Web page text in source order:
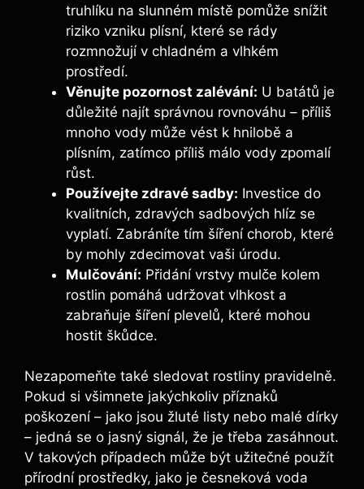
truhlíku na slunném místě⁣ pomůže snížit
riziko vzniku​ plísní, které ⁤se‌ rády⁣
rozmnožují v ‍chladném a vlhkém​
prostředí.
Věnujte pozornost⁤ zalévání: U batátů ‌je
důležité najít správnou rovnováhu – příliš
mnoho ⁣vody může vést k​ hnilobě a
plísním, zatímco příliš málo vody zpomalí
růst.
Používejte ⁢zdravé sadby: ⁢Investice do
kvalitních, zdravých sadbových ⁤hlíz se
vyplatí. Zabráníte tím šíření ​chorob, které
by mohly zdecimovat vaši úrodu.
Mulčování: Přidání vrstvy mulče​ kolem
rostlin pomáhá udržovat ‍vlhkost a
zabraňuje šíření plevelů, ‍které ⁣mohou
hostit ⁢škůdce.
Nezapomeňte také sledovat rostliny pravidelně.‌
Pokud si všimnete jakýchkoliv ‍příznaků
poškození – jako​ jsou žluté listy nebo malé dírky
​– jedná se o jasný signál, že‌ je ‍třeba zasáhnout.
V takových‌ případech může být užitečné použít⁣
přírodní prostředky, jako je česneková‌ voda